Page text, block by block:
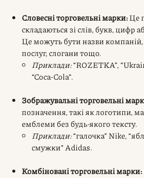
Словесні торговельні марки:Це
складаються зі слів, букв, цифр
Це можуть бути назви компаній,
послуг, слогани тощо.
Приклади:“ROZETKA”,
“Coca-Cola”.
Зображувальні торговельні
позначення, такі як логотипи,
емблеми без будь-якого тексту.
Приклади:“галочка” Nike,
смужки” Adidas.
Комбіновані торговельні марки: